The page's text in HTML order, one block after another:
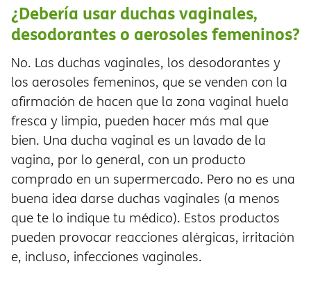
¿Debería usar duchas vaginales,
desodorantes o aerosoles femeninos?
No. Las duchas vaginales, los desodorantes y
los aerosoles femeninos, que se venden con la
afirmación de hacen que la zona vaginal huela
fresca y limpia, pueden hacer más mal que
bien. Una ducha vaginal es un lavado de la
vagina, por lo general, con un producto
comprado en un supermercado. Pero no es una
buena idea darse duchas vaginales (a menos
que te lo indique tu médico). Estos productos
pueden provocar reacciones alérgicas, irritación
e, incluso, infecciones vaginales.